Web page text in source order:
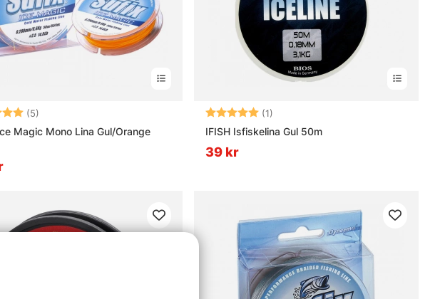
(5)
Magic Mono Lina Gul/Orange
Betyg: (1)
IFISH Isfiskelina Gul 50m
39 kr